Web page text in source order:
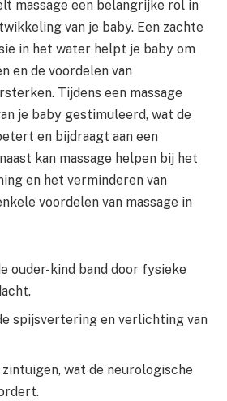
massage een belangrijke rol in
van je baby. Een zachte
in het water helpt je baby om
en de voordelen van
Tijdens een massage
je baby gestimuleerd, wat de
en bijdraagt aan een
kan massage helpen bij het
en het verminderen van
voordelen van massage in
ouder-kind band door fysieke
spijsvertering en verlichting van
wat de neurologische